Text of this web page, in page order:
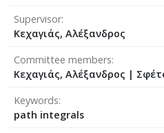
Supervisor
Κεχαγιάς, Αλέξανδρος
Committee members
Κεχαγιάς, Αλέξανδρος |
Keywords
path integrals